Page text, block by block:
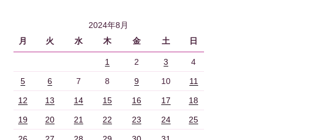
2024年8月
月
火 水 木 金 土 日
1 2 3 4
5 6 7 8 9 10 11
12 13 14 15 16 17 18
19 20 21 22 23 24 25